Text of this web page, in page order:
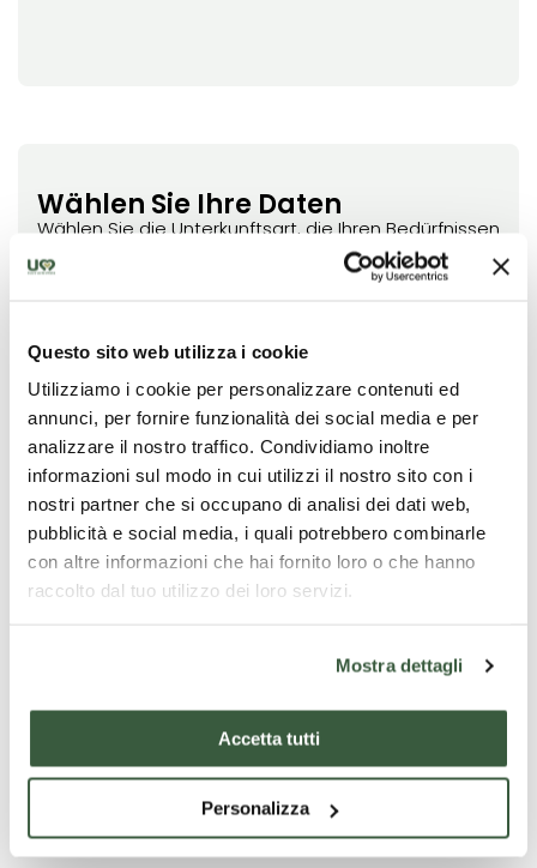
Questo sito web utilizza i cookie
Utilizziamo i cookie per personalizzare contenuti ed
annunci, per fornire funzionalità dei social media e per
analizzare il nostro traffico. Condividiamo inoltre
informazioni sul modo in cui utilizzi il nostro sito con i
nostri partner che si occupano di analisi dei dati web,
pubblicità e social media, i quali potrebbero combinarle
con altre informazioni che hai fornito loro o che hanno
raccolto dal tuo utilizzo dei loro servizi.
Mostra dettagli
Accetta tutti
Personalizza
Wählen Sie Ihre Daten
Wählen Sie die Unterkunftsart, die Ihren Bedürfnissen
am besten entspricht. Die angezeigten
Verfügbarkeiten sind unverbindlich; die endgültige
Filtra risultati per:
Erhalten Sie Informationen